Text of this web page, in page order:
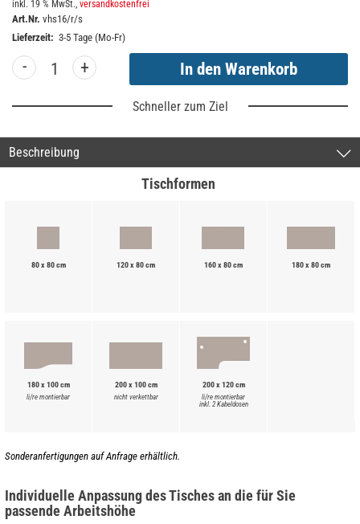
inkl. 19 % MwSt., versandkostenfrei
Art.Nr. vhs16/r/s
Lieferzeit: 3-5 Tage (Mo-Fr)
- +
Schneller zum Ziel
Beschreibung
Tischformen
80 x 80 cm 120 x 80 cm 160 x 80 cm 180 x 80 cm
180 x 100 cm
li/re montierbar
200 x 100 cm
nicht verkettbar
200 x 120 cm
li/re montierbar
inkl. 2 Kabeldosen
Sonderanfertigungen auf Anfrage erhältlich.
Individuelle Anpassung des Tisches an die für Sie
passende Arbeitshöhe